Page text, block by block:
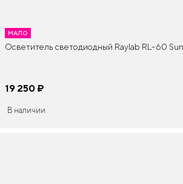
МАЛО
Осветитель светодиодный Raylab RL-60
19 250 ¤
В наличии